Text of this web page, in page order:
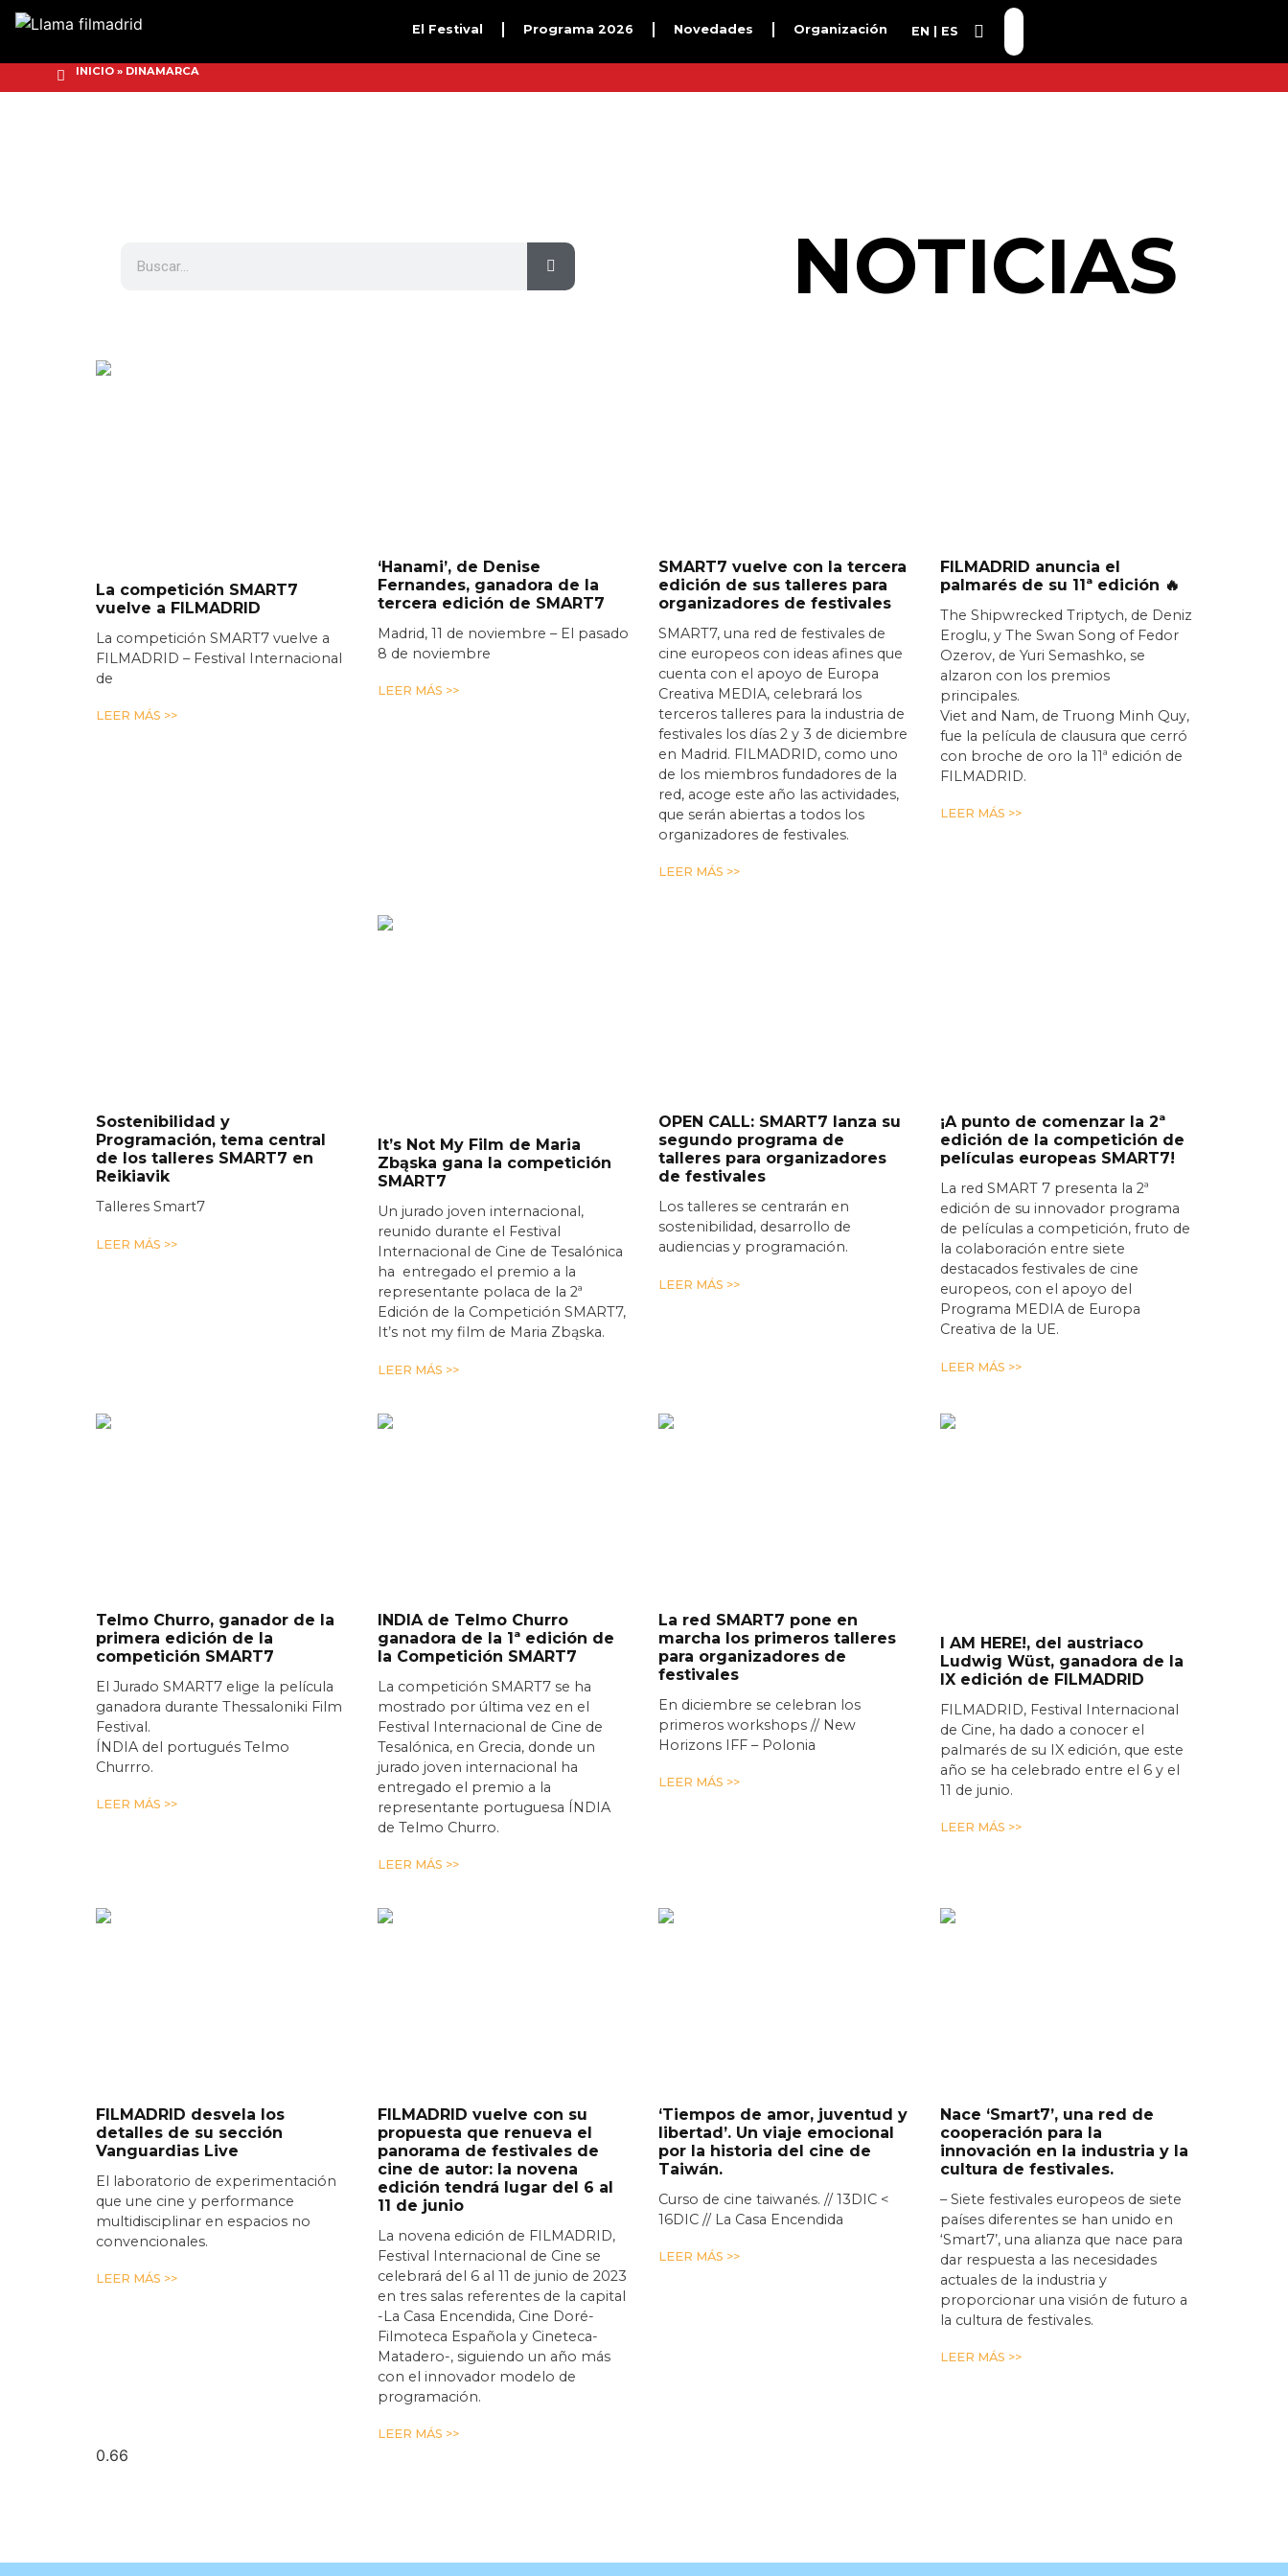
El Festival Programa 2026 Novedades Organización EN ES
INICIO » DINAMARCA
NOTICIAS
La competición SMART7
vuelve a FILMADRID
La competición SMART7 vuelve a
FILMADRID – Festival Internacional
de
LEER MÁS >>
‘Hanami’, de Denise
Fernandes, ganadora de la
tercera edición de SMART7
Madrid, 11 de noviembre – El pasado
8 de noviembre
LEER MÁS >>
SMART7 vuelve con la tercera
edición de sus talleres para
organizadores de festivales
SMART7, una red de festivales de
cine europeos con ideas afines que
cuenta con el apoyo de Europa
Creativa MEDIA, celebrará los
terceros talleres para la industria de
festivales los días 2 y 3 de diciembre
en Madrid. FILMADRID, como uno
de los miembros fundadores de la
red, acoge este año las actividades,
que serán abiertas a todos los
organizadores de festivales.
LEER MÁS >>
FILMADRID anuncia el
palmarés de su 11ª edición 🔥
The Shipwrecked Triptych, de Deniz
Eroglu, y The Swan Song of Fedor
Ozerov, de Yuri Semashko, se
alzaron con los premios
principales.
Viet and Nam, de Truong Minh Quy,
fue la película de clausura que cerró
con broche de oro la 11ª edición de
FILMADRID.
LEER MÁS >>
Sostenibilidad y
Programación, tema central
de los talleres SMART7 en
Reikiavik
Talleres Smart7
LEER MÁS >>
It’s Not My Film de Maria
Zbąska gana la competición
SMART7
Un jurado joven internacional,
reunido durante el Festival
Internacional de Cine de Tesalónica
ha entregado el premio a la
representante polaca de la 2ª
Edición de la Competición SMART7,
It’s not my film de Maria Zbąska.
LEER MÁS >>
OPEN CALL: SMART7 lanza su
segundo programa de
talleres para organizadores
de festivales
Los talleres se centrarán en
sostenibilidad, desarrollo de
audiencias y programación.
LEER MÁS >>
¡A punto de comenzar la 2ª
edición de la competición de
películas europeas SMART7!
La red SMART 7 presenta la 2ª
edición de su innovador programa
de películas a competición, fruto de
la colaboración entre siete
destacados festivales de cine
europeos, con el apoyo del
Programa MEDIA de Europa
Creativa de la UE.
LEER MÁS >>
Telmo Churro, ganador de la
primera edición de la
competición SMART7
El Jurado SMART7 elige la película
ganadora durante Thessaloniki Film
Festival.
ÍNDIA del portugués Telmo
Churrro.
LEER MÁS >>
INDIA de Telmo Churro
ganadora de la 1ª edición de
la Competición SMART7
La competición SMART7 se ha
mostrado por última vez en el
Festival Internacional de Cine de
Tesalónica, en Grecia, donde un
jurado joven internacional ha
entregado el premio a la
representante portuguesa ÍNDIA
de Telmo Churro.
LEER MÁS >>
La red SMART7 pone en
marcha los primeros talleres
para organizadores de
festivales
En diciembre se celebran los
primeros workshops // New
Horizons IFF – Polonia
LEER MÁS >>
I AM HERE!, del austriaco
Ludwig Wüst, ganadora de la
IX edición de FILMADRID
FILMADRID, Festival Internacional
de Cine, ha dado a conocer el
palmarés de su IX edición, que este
año se ha celebrado entre el 6 y el
11 de junio.
LEER MÁS >>
FILMADRID desvela los
detalles de su sección
Vanguardias Live
El laboratorio de experimentación
que une cine y performance
multidisciplinar en espacios no
convencionales.
LEER MÁS >>
FILMADRID vuelve con su
propuesta que renueva el
panorama de festivales de
cine de autor: la novena
edición tendrá lugar del 6 al
11 de junio
La novena edición de FILMADRID,
Festival Internacional de Cine se
celebrará del 6 al 11 de junio de 2023
en tres salas referentes de la capital
-La Casa Encendida, Cine Doré-
Filmoteca Española y Cineteca-
Matadero-, siguiendo un año más
con el innovador modelo de
programación.
LEER MÁS >>
‘Tiempos de amor, juventud y
libertad’. Un viaje emocional
por la historia del cine de
Taiwán.
Curso de cine taiwanés. // 13DIC <
16DIC // La Casa Encendida
LEER MÁS >>
Nace ‘Smart7’, una red de
cooperación para la
innovación en la industria y la
cultura de festivales.
– Siete festivales europeos de siete
países diferentes se han unido en
‘Smart7’, una alianza que nace para
dar respuesta a las necesidades
actuales de la industria y
proporcionar una visión de futuro a
la cultura de festivales.
LEER MÁS >>